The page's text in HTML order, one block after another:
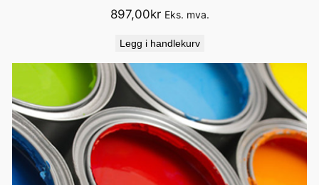
897,00kr Eks. mva.
Legg i handlekurv